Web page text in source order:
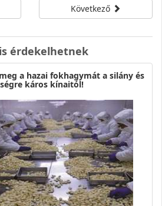
Következő
érdekelhetnek
a hazai fokhagymát a silány és
káros kínaitól!